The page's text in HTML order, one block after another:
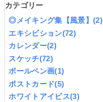
カテゴリー
◎メイキング集【風景】 (2)
エキシビション(72)
カレンダー(2)
スケッチ(72)
ボールペン画(1)
ポストカード(5)
ホワイトアイビス(3)